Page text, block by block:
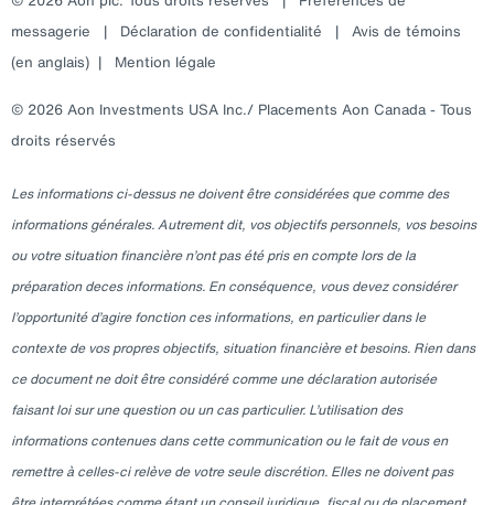
messagerie | Déclaration de confidentialité | Avis de témoins
(en anglais) | Mention légale
© 2026 Aon Investments USA Inc./ Placements Aon Canada - Tous
droits réservés
Les informations ci-dessus ne doivent être considérées que comme des
informations générales. Autrement dit, vos objectifs personnels, vos besoins
ou votre situation financière n’ont pas été pris en compte lors de la
préparation deces informations. En conséquence, vous devez considérer
l’opportunité d’agire fonction ces informations, en particulier dans le
contexte de vos propres objectifs, situation financière et besoins. Rien dans
ce document ne doit être considéré comme une déclaration autorisée
faisant loi sur une question ou un cas particulier. L’utilisation des
informations contenues dans cette communication ou le fait de vous en
remettre à celles-ci relève de votre seule discrétion. Elles ne doivent pas